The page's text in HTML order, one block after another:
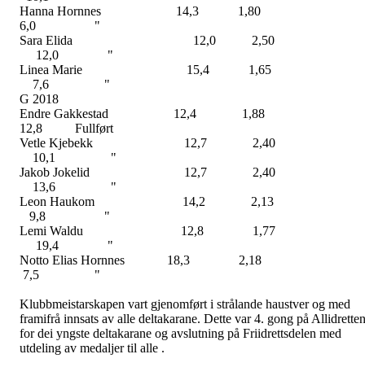
Hanna Hornnes 14,3
6,0 "
Sara Elida 12,0 2,50
12,0 "
Linea Marie 15,4
7,6 "
G 2018
Endre Gakkestad 12,4
12,8 Fullført
Vetle Kjebekk 12,7
10,1 "
Jakob Jokelid 12,7
13,6 "
Leon Haukom 14,2
9,8 "
Lemi Waldu 12,8
19,4 "
Notto Elias Hornnes 18,3 2,18
7,5 "
Klubbmeistarskapen vart gjenomført i strålande haustver og med
framifrå innsats av alle deltakarane. Dette var 4. gong på Allidretten
for dei yngste deltakarane og avslutning på Friidrettsdelen med
utdeling av medaljer til alle .